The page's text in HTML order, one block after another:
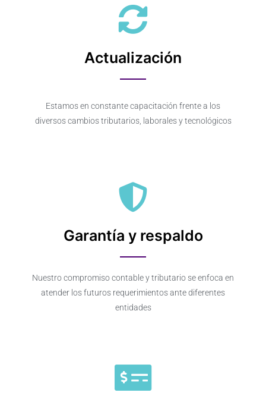
Actualización
Estamos en constante capacitación frente a los
diversos cambios tributarios, laborales y tecnológicos
Garantía y respaldo
Nuestro compromiso contable y tributario se enfoca en
atender los futuros requerimientos ante diferentes
entidades